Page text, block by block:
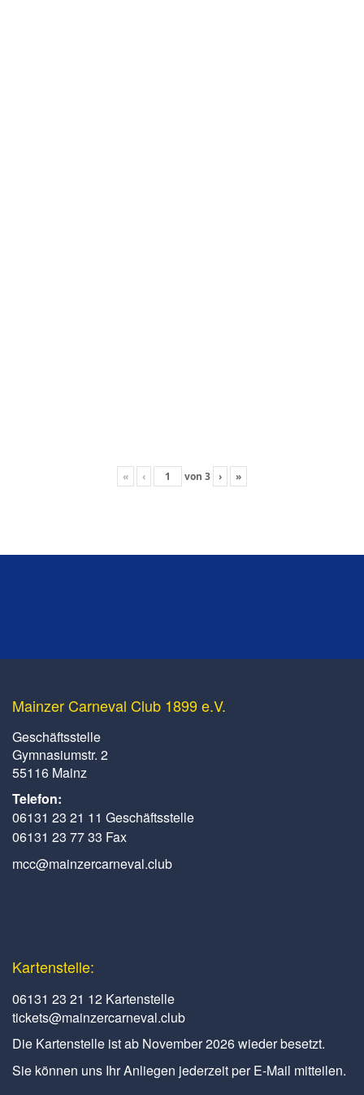
« ‹ von 3 › »
Mainzer Carneval Club 1899 e.V.
Geschäftsstelle
Gymnasiumstr. 2
55116 Mainz
Telefon:
06131 23 21 11 Geschäftsstelle
06131 23 77 33 Fax
mcc@mainzercarneval.club
Kartenstelle:
06131 23 21 12 Kartenstelle
tickets@mainzercarneval.club
Die Kartenstelle ist ab November 2026 wieder besetzt.
Sie können uns Ihr Anliegen jederzeit per E-Mail mitteilen.